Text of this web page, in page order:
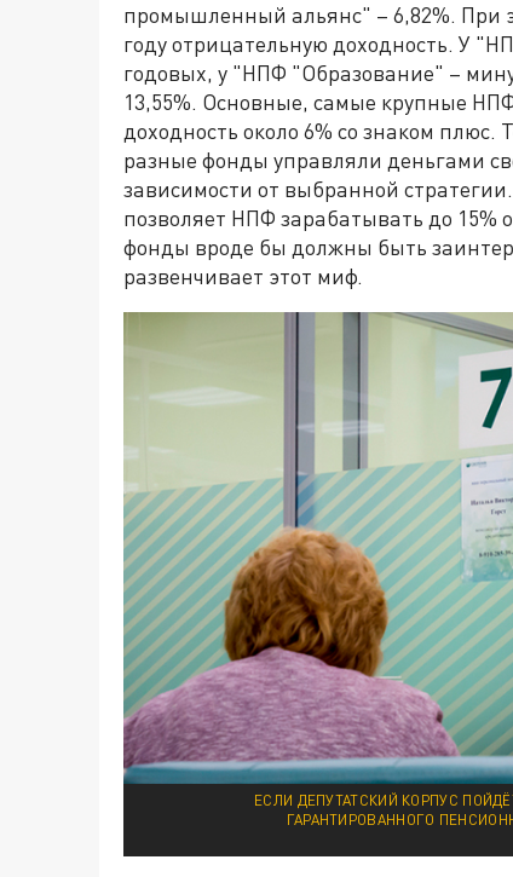
промышленный альянс" – 6,82%. При
году отрицательную доходность. У
годовых, у "НПФ "Образование" –
13,55%. Основные, самые крупные
доходность около 6% со знаком плюс.
разные фонды управляли деньгами
зависимости от выбранной
позволяет НПФ зарабатывать до 15%
фонды вроде бы должны быть
развенчивает этот миф.
ЕСЛИ ДЕПУТАТСКИЙ КОРПУС
ГАРАНТИРОВАННОГО